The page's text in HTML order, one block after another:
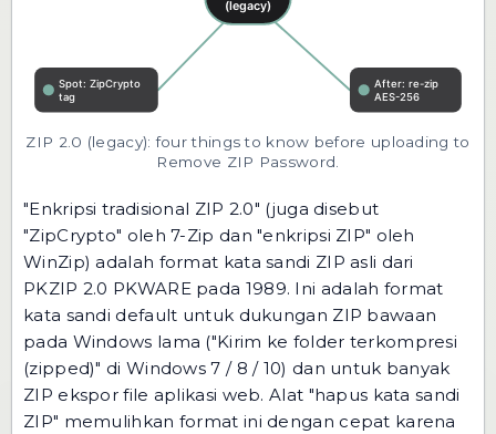
ZIP 2.0 (legacy): four things to know before uploading to
Remove ZIP Password.
"Enkripsi tradisional ZIP 2.0" (juga disebut
"ZipCrypto" oleh 7-Zip dan "enkripsi ZIP" oleh
WinZip) adalah format kata sandi ZIP asli dari
PKZIP 2.0 PKWARE pada 1989. Ini adalah format
kata sandi default untuk dukungan ZIP bawaan
pada Windows lama ("Kirim ke folder terkompresi
(zipped)" di Windows 7 / 8 / 10) dan untuk banyak
ZIP ekspor file aplikasi web. Alat "hapus kata sandi
ZIP" memulihkan format ini dengan cepat karena